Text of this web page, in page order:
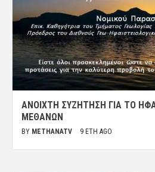
ΑΝΟΙΧΤΉ ΣΥΖΉΤΗΣΗ ΓΙΑ ΤΟ
ΜΕΘΆΝΩΝ
BY METHANATV 9 ΈΤΗ AGO